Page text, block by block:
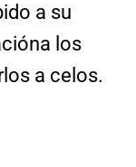
a su
los
a celos.